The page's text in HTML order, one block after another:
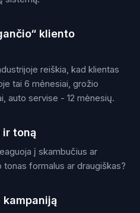
kliento
reiškia, kad klientas
tai 6 mėnesiai, grožio
auto servise - 12 mėnesių.
ir toną
į skambučius ar
formalus ar draugiškas?